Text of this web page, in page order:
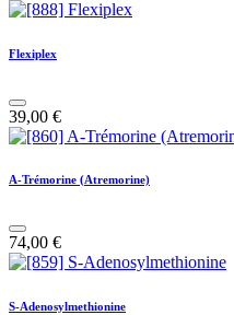
Flexiplex
39,00 €
A-Trémorine (Atremorine)
74,00 €
S-Adenosylmethionine